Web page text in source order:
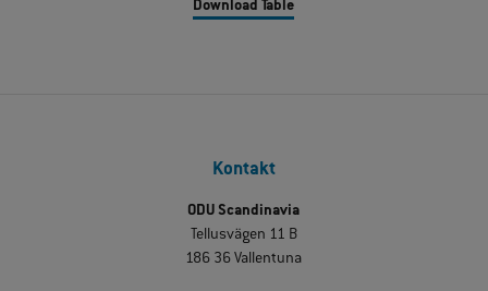
Download Table
Kontakt
ODU Scandinavia
Tellusvägen 11 B
186 36 Vallentuna